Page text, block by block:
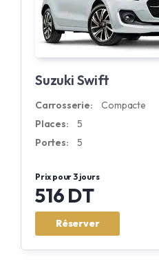
Suzuki Swift
Carrosserie:
Compacte
Places:
5
Portes:
5
Prix pour 3 jours
516 DT
Réserver